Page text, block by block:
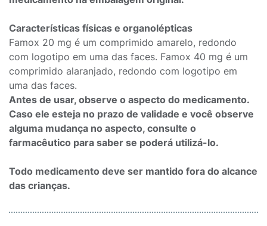
Características físicas e organolépticas
Famox 20 mg é um comprimido amarelo, redondo
com logotipo em uma das faces. Famox 40 mg é um
comprimido alaranjado, redondo com logotipo em
uma das faces.
Antes de usar, observe o aspecto do medicamento.
Caso ele esteja no prazo de validade e você observe
alguma mudança no aspecto, consulte o
farmacêutico para saber se poderá utilizá-lo.
Todo medicamento deve ser mantido fora do alcance
das crianças.